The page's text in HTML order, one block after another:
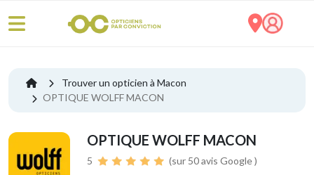
Trouver un opticien à Macon
OPTIQUE WOLFF MACON
OPTIQUE WOLFF MACON
5 (sur 50 avis Google )